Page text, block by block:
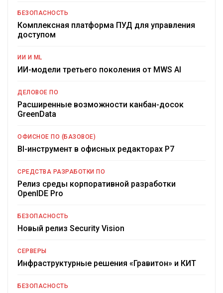
БЕЗОПАСНОСТЬ
Комплексная платформа ПУД для управления
доступом
ИИ И ML
ИИ-модели третьего поколения от MWS AI
ДЕЛОВОЕ ПО
Расширенные возможности канбан-досок
GreenData
ОФИСНОЕ ПО (БАЗОВОЕ)
BI-инструмент в офисных редакторах Р7
СРЕДСТВА РАЗРАБОТКИ ПО
Релиз среды корпоративной разработки
OpenIDE Pro
БЕЗОПАСНОСТЬ
Новый релиз Security Vision
СЕРВЕРЫ
Инфраструктурные решения «Гравитон» и КИТ
БЕЗОПАСНОСТЬ